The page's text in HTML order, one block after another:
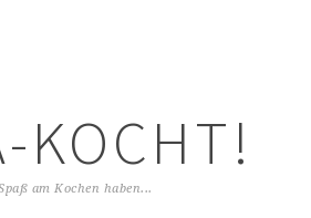
KOCHT!
am Kochen haben...